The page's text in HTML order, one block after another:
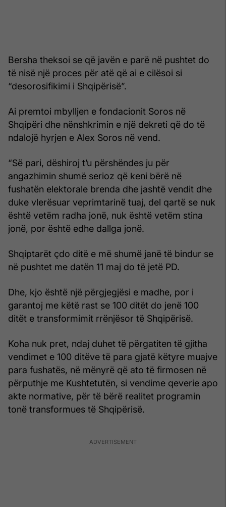
Bersha theksoi se që javën e parë në pushtet do
të nisë një proces për atë që ai e cilësoi si
“desorosifikimi i Shqipërisë”.
Ai premtoi mbylljen e fondacionit Soros në
Shqipëri dhe nënshkrimin e një dekreti që do të
ndalojë hyrjen e Alex Soros në vend.
“Së pari, dëshiroj t’u përshëndes ju për
angazhimin shumë serioz që keni bërë në
fushatën elektorale brenda dhe jashtë vendit dhe
duke vlerësuar veprimtarinë tuaj, del qartë se nuk
është vetëm radha jonë, nuk është vetëm stina
jonë, por është edhe dallga jonë.
Shqiptarët çdo ditë e më shumë janë të bindur se
në pushtet me datën 11 maj do të jetë PD.
Dhe, kjo është një përgjegjësi e madhe, por i
garantoj me këtë rast se 100 ditët do jenë 100
ditët e transformimit rrënjësor të Shqipërisë.
Koha nuk pret, ndaj duhet të përgatiten të gjitha
vendimet e 100 ditëve të para gjatë këtyre muajve
para fushatës, në mënyrë që ato të firmosen në
përputhje me Kushtetutën, si vendime qeverie apo
akte normative, për të bërë realitet programin
tonë transformues të Shqipërisë.